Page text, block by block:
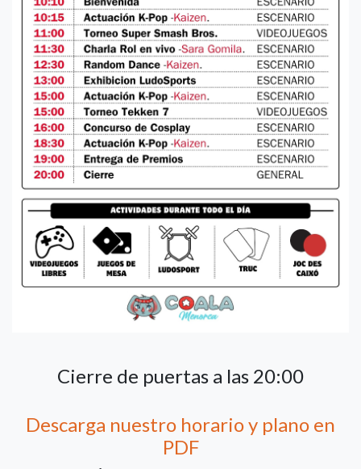
Cierre de puertas a las 20:00
Descarga nuestro horario y plano en
PDF